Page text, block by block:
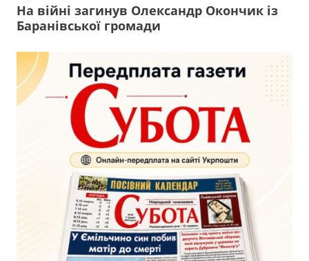
На війні загинув Олександр Окончик із
Баранівської громади